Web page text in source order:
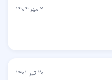
۲ مهر ۱۴۰۴
۲۰ تیر ۱۴۰۱